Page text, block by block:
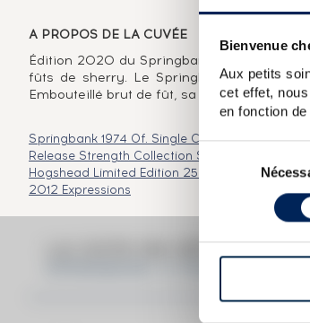
Bienvenue
Aux petits
cet effet,
en fonction
Sélection
consentement
A PROPOS DE LA CUVÉE
Édition 2020 du Springbank 12 ans,
fûts de sherry. Le Springbank 12 ans a
Embouteillé brut de fût, sa composition
Springbank 1974 Of. Single Cask 153 2000
Release Strength Collection Springbank 16
Hogshead Limited Edition 250 Bottles Cask
2012 Expressions